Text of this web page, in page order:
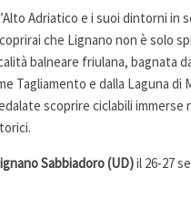
Adriatico e i suoi dintorni in
che Lignano non è solo
balneare friulana, bagnata
Tagliamento e dalla Laguna di
scoprire ciclabili immerse
Sabbiadoro (UD)il 26-27